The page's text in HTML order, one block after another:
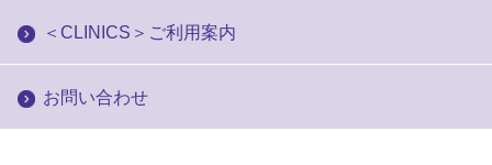
＜CLINICS＞ご利用案内
お問い合わせ